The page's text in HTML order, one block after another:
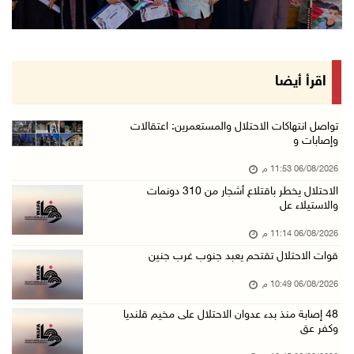
ورشة توصي بخطة عاجلة لاستعادة التعليم الوجاهي ...
الرئيس يستقبل مجلس بلدية رام الله ويشدد على د ...
جماهير شعبنا تشيع جثمان الشهيد علاء صبيح في ت ...
الاحتلال يوسع حملات الدهم والاعتقال في قلنديا ...
06/آب/2026 08:06 م
الرئيس المصري وملك البحرين يشددان على ضرورة ت ...
رابطة العالم الإسلامي تدين تواصل انتهاكات الا ...
اقرأ أيضا
تواصل انتهاكات الاحتلال والمستعمرين: اعتقالات
وإصابات و
06/08/2026 11:53 م
الاحتلال يخطر باقتلاع أشجار من 310 دونمات
والاستيلاء عل
06/08/2026 11:14 م
قوات الاحتلال تقتحم يعبد جنوب غرب جنين
06/08/2026 10:49 م
48 إصابة منذ بدء عدوان الاحتلال على مخيم قلنديا
وكفر عق